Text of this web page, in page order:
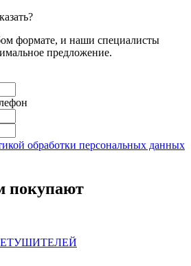
формате, и наши специалисты
предложение.
обработки персональных данных
покупают